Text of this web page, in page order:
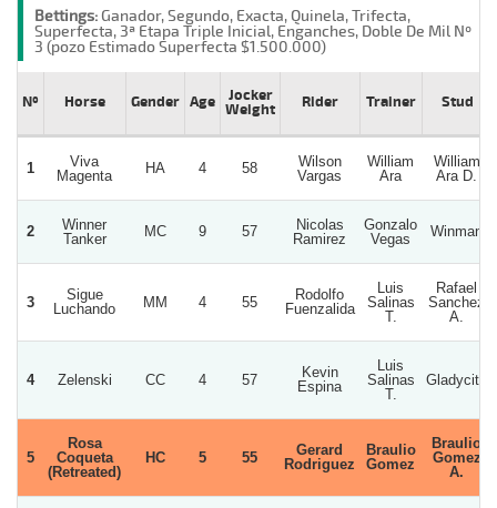
Bettings:Ganador, Segundo, Exacta, Quinela, Trifecta,
Superfecta, 3ª Etapa Triple Inicial, Enganches, Doble De Mil Nº
3 (pozo Estimado Superfecta $1.500.000)
Nº Horse Gender Age
Jocker
Weight
Rider Trainer Stud
1
Viva
Magenta
HA 4 58
Wilson
Vargas
William
Ara
William
Ara D.
2
Winner
Tanker
MC 9 57
Nicolas
Ramirez
Gonzalo
Vegas
Winman
3
Sigue
Luchando
MM 4 55
Rodolfo
Fuenzalida
Luis
Salinas
T.
Rafael
Sanchez
A.
4 Zelenski CC 4 57
Kevin
Espina
Luis
Salinas
T.
Gladycita
5
Rosa
Coqueta
(Retreated)
HC 5 55
Gerard
Rodriguez
Braulio
Gomez
Braulio
Gomez
A.